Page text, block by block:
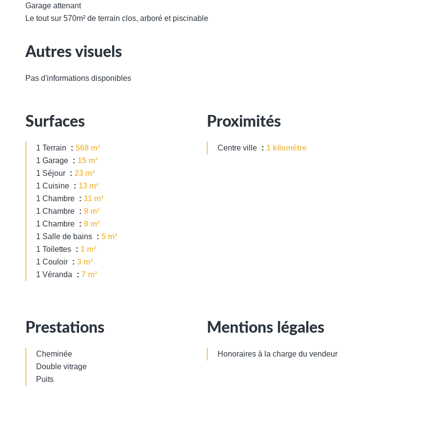
Garage attenant
Le tout sur 570m² de terrain clos, arboré et piscinable
Autres visuels
Pas d'informations disponibles
Surfaces
1 Terrain
568 m²
1 Garage
15 m²
1 Séjour
23 m²
1 Cuisine
13 m²
1 Chambre
11 m²
1 Chambre
9 m²
1 Chambre
9 m²
1 Salle de bains
5 m²
1 Toilettes
1 m²
1 Couloir
3 m²
1 Véranda
7 m²
Proximités
Centre ville 1 kilomètre
Prestations
Cheminée
Double vitrage
Puits
Mentions légales
Honoraires à la charge du vendeur